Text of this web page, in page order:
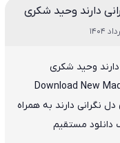
دارند وحید شکری
دارند وحید شکری
Download New
دل نگرانی دارند به همراه
دانلود مستقیم